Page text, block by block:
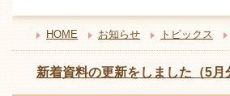
HOME お知らせ トピックス
新着資料の更新をしました（5月